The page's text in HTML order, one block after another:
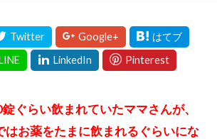
ぐらい飲まれていたママさんが、
はお薬をたまに飲まれるぐらいにな